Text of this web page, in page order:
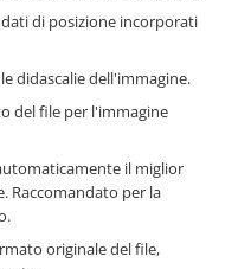
di posizione incorporati
didascalie dell'immagine.
del file per l'immagine
il miglior
Raccomandato per la
originale del file,